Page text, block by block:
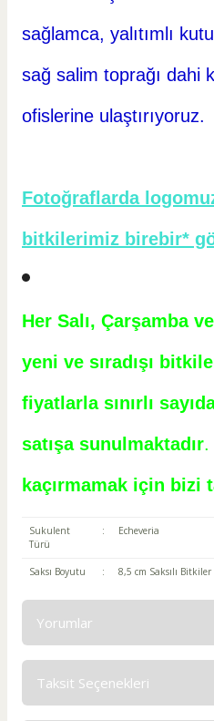
sağlamca, yalıtımlı
sağ salim toprağı dahi
ofislerine ulaştırıyoruz.
Fotoğraflarda
bitkilerimiz birebir*
Her Salı, Çarşamba
yeni ve sıradışı
fiyatlarla sınırlı
satışa sunulmaktadır.
kaçırmamak için bizi
Sukulent
Türü
: Echeveria
Saksı Boyutu : 8,5 cm Saksılı Bitkiler
Yorumlar
Taksit Seçenekleri